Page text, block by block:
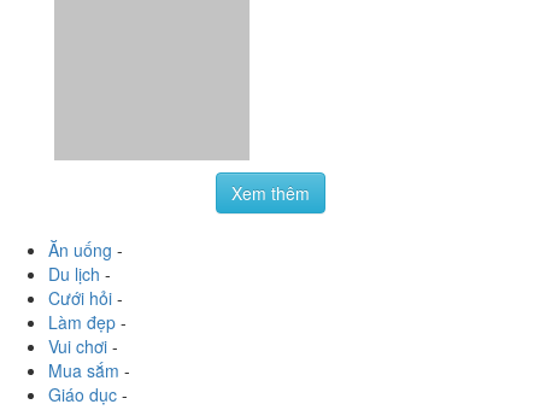
Làm đẹp -
Vui chơi-
Mua sắm-
Giáo dục -
Dịch vụ